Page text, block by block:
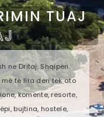
TUAJ
në Dritaj, Shqipëri.
të lira deri tek ato
komente, resorte,
bujtina, hostele,